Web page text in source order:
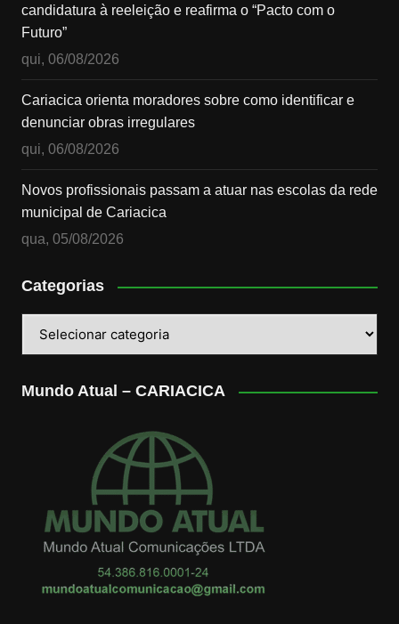
candidatura à reeleição e reafirma o “Pacto com o
Futuro”
qui, 06/08/2026
Cariacica orienta moradores sobre como identificar e
denunciar obras irregulares
qui, 06/08/2026
Novos profissionais passam a atuar nas escolas da rede
municipal de Cariacica
qua, 05/08/2026
Categorias
Mundo Atual – CARIACICA